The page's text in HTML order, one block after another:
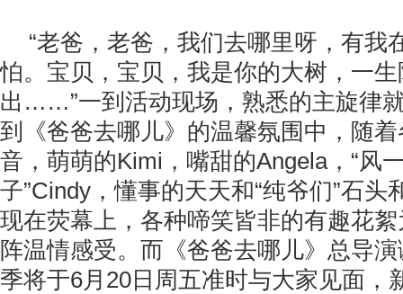
“老爸，老爸，我们去哪里呀，有我
怕。宝贝，宝贝，我是你的大树，一
出……”一到活动现场，熟悉的主旋律
到《爸爸去哪儿》的温馨氛围中，随
音，萌萌的Kimi，嘴甜的Angela，“风
子”Cindy，懂事的天天和“纯爷们”石头
现在荧幕上，各种啼笑皆非的有趣花
阵温情感受。而《爸爸去哪儿》总导
季将于6月20日周五准时与大家见面，